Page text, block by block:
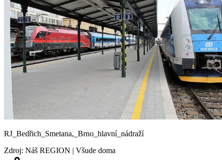
RJ_Bedřich_Smetana,_Brno_hlavní_nádraží
Zdroj: Náš REGION | Všude doma